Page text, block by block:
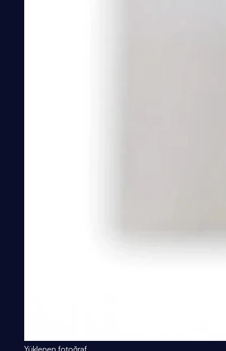
Yüklenen fotoğraf